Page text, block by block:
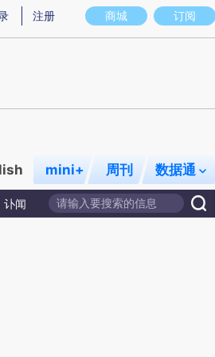
图存在偏差。不代表财新观点和立场。推荐点
商城 订阅
注册
mini+ 周刊 数据通
讣闻